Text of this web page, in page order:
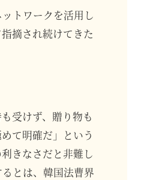
トワークを活用し
摘され続けてきた
受けず、贈り物も
て明確だ」という
きなさだと非難し
とは、韓国法曹界